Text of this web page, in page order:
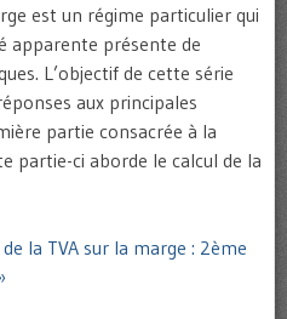
est un régime particulier qui
apparente présente de
L’objectif de cette série
aux principales
partie consacrée à la
partie-ci aborde le calcul de la
la TVA sur la marge : 2ème